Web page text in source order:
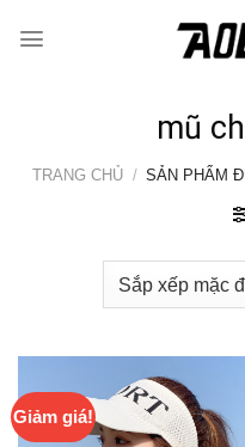
mũ
TRANG CHỦ / SẢN PHẨM
Giảm giá!